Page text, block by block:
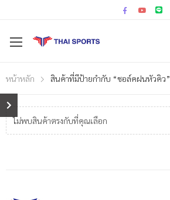
หน้าหลัก สินค้าที่มีป้ายกำกับ “ชอล์คฝนหัวคิว”
ไม่พบสินค้าตรงกับที่คุณเลือก